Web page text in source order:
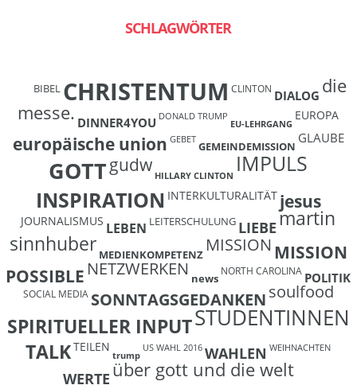
SCHLAGWÖRTER
BIBEL CHRISTENTUM CLINTON DIALOG die
messe. DINNER4YOU DONALD TRUMP
EU-LEHRGANG
EUROPA
europäische union GEBET GEMEINDEMISSION
GLAUBE
GOTTgudw HILLARY CLINTON IMPULS
INSPIRATION INTERKULTURALITÄT jesus
JOURNALISMUS LEBEN LEITERSCHULUNG LIEBEmartin
sinnhuber MEDIENKOMPETENZ MISSION MISSION
POSSIBLE NETZWERKEN news
NORTH CAROLINA POLITIK
SOCIAL MEDIA SONNTAGSGEDANKENsoulfood
SPIRITUELLER INPUTSTUDENTINNEN
TALKTEILEN
trump
US WAHL 2016 WAHLEN WEIHNACHTEN
WERTE über gott und die welt